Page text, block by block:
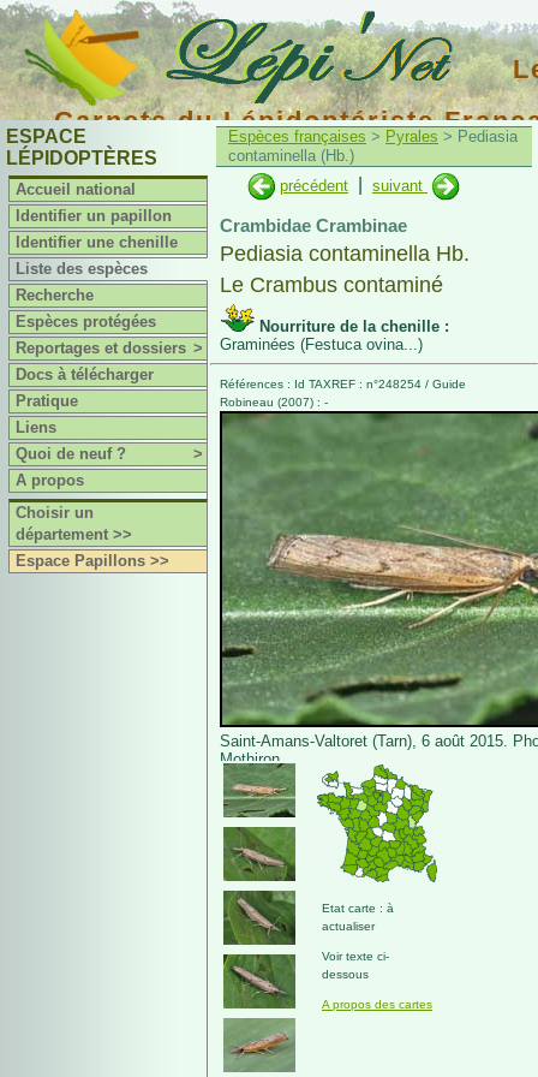
Carnets du Lépidoptériste
ESPACE
LÉPIDOPTÈRES
Accueil national
Identifier un papillon
Identifier une chenille
Liste des espèces
Recherche
Espèces protégées
Reportages et dossiers >
Docs à télécharger
Pratique
Liens
Quoi de neuf ?
>
A propos
Choisir un
département >>
Espace Papillons >>
Espèces françaises > Pyrales > Pediasia
contaminella (Hb.)
précédent
suivant
Crambidae Crambinae
Pediasia contaminella Hb.
Le Crambus contaminé
Nourriture de la chenille :
Graminées (Festuca ovina...)
Références : Id TAXREF : n°248254 / Guide
Robineau (2007) : -
Saint-Amans-Valtoret (Tarn), 6 août 2015.
Mothiron.
Etat carte : à
actualiser
Voir texte ci-
dessous
A propos des cartes